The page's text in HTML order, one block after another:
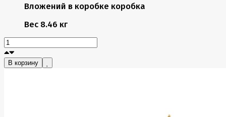
Вложений в коробке коробка
Вес 8.46 кг
В корзину